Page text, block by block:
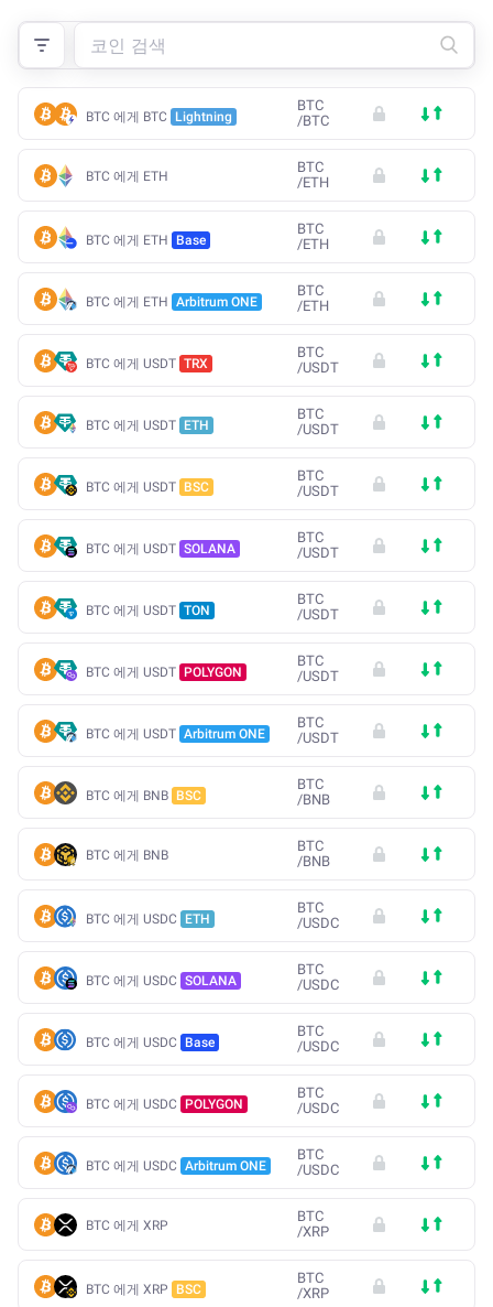
BTC 에게 BTC Lightning
BTC
/BTC
BTC 에게 ETH
BTC
/ETH
BTC 에게 ETH Base
BTC
/ETH
BTC 에게 ETH Arbitrum ONE
BTC
/ETH
BTC 에게 USDT TRX
BTC
/USDT
BTC 에게 USDT ETH
BTC
/USDT
BTC 에게 USDT BSC
BTC
/USDT
BTC 에게 USDT SOLANA
BTC
/USDT
BTC 에게 USDT TON
BTC
/USDT
BTC 에게 USDT POLYGON
BTC
/USDT
BTC 에게 USDT Arbitrum ONE
BTC
/USDT
BTC 에게 BNB BSC
BTC
/BNB
BTC 에게 BNB
BTC
/BNB
BTC 에게 USDC ETH
BTC
/USDC
BTC 에게 USDC SOLANA
BTC
/USDC
BTC 에게 USDC Base
BTC
/USDC
BTC 에게 USDC POLYGON
BTC
/USDC
BTC 에게 USDC Arbitrum ONE
BTC
/USDC
BTC 에게 XRP
BTC
/XRP
BTC 에게 XRP BSC
BTC
/XRP